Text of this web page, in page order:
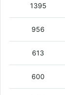
1395
956
613
600